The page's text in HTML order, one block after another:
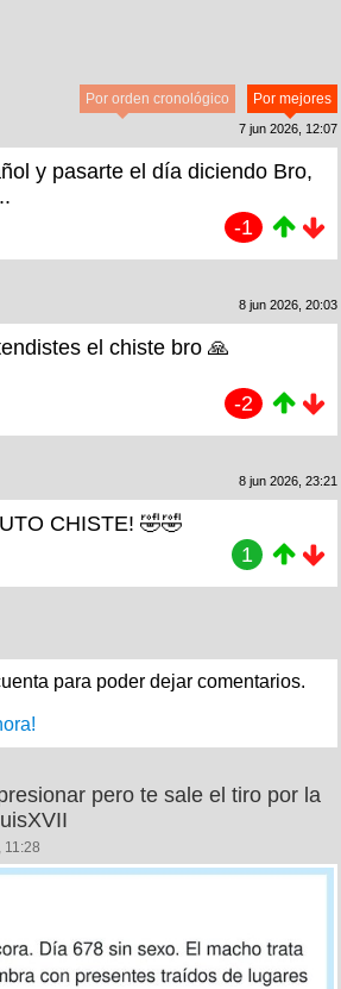
Por mejores
Por orden cronológico
7 jun 2026, 12:07
y pasarte el día diciendo Bro,
-1
8 jun 2026, 20:03
el chiste bro 🙏
-2
8 jun 2026, 23:21
CHISTE! 🤣🤣
1
para poder dejar comentarios.
pero te sale el tiro por la
11:28